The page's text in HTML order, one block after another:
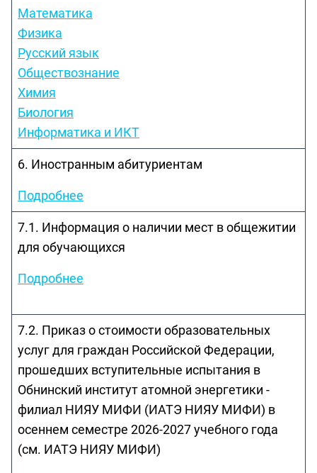
Математика
Физика
Русский язык
Обществознание
Химия
Биология
Информатика и ИКТ
6. Иностранным абитуриентам
Подробнее
7.1. Информация о наличии мест в общежитии
для обучающихся
Подробнее
7.2. Приказ о стоимости образовательных
услуг для граждан Российской Федерации,
прошедших вступительные испытания в
Обнинский институт атомной энергетики -
филиал НИЯУ МИФИ (ИАТЭ НИЯУ МИФИ) в
осеннем семестре 2026-2027 учебного года
(см. ИАТЭ НИЯУ МИФИ)